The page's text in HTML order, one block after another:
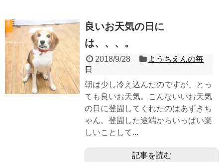
良いお天気の日に
は、、、。
2018/9/28
ようちえんの毎
日
朝は少し冷え込んだのですが、とっ
ても良いお天気。こんないいお天気
の日に登園してくれたのはあずきち
ゃん。登園した途端からいっぱい楽
しいことして...
記事を読む